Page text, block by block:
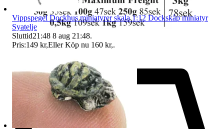
Vippspegel Dockhus miniatyrer skala 1:12 Dockskåp miniatyr
Syatelje
Sluttid21:48 8 aug 21:48.
Pris:149 kr,Eller Köp nu 160 kr,.